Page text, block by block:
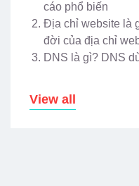
cáo phổ biến
Địa chỉ website là
đời của địa chỉ
DNS là gì? DNS
View all